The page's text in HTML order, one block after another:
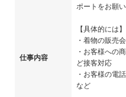
仕事内容
ポートをお願い
【具体的には】
・着物の販売
・お客様への
ど接客対応
・お客様の電
など